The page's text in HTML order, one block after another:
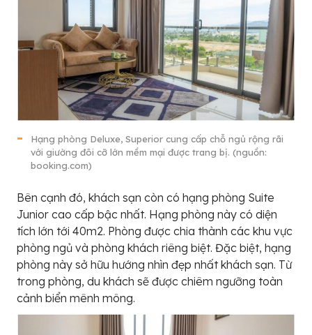
Hạng phòng Deluxe, Superior cung cấp chỗ ngủ rộng rãi
với giường đôi cỡ lớn mềm mại được trang bị. (nguồn:
booking.com)
Bên cạnh đó, khách sạn còn có hạng phòng Suite
Junior cao cấp bậc nhất. Hạng phòng này có diện
tích lớn tới 40m2. Phòng được chia thành các khu vực
phòng ngủ và phòng khách riêng biệt. Đặc biệt, hạng
phòng này sở hữu hướng nhìn đẹp nhất khách sạn. Từ
trong phòng, du khách sẽ được chiêm ngưỡng toàn
cảnh biển mênh mông.